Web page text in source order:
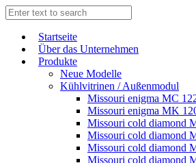
Start­sei­te
Über das Unternehmen
Produkte
Neue Modelle
Kühlvitrinen / Außenmodul
Missouri enigma MC
Missouri enigma MK
Missouri cold diamond
Missouri cold diamond
Missouri cold diamond
Missouri cold diamond